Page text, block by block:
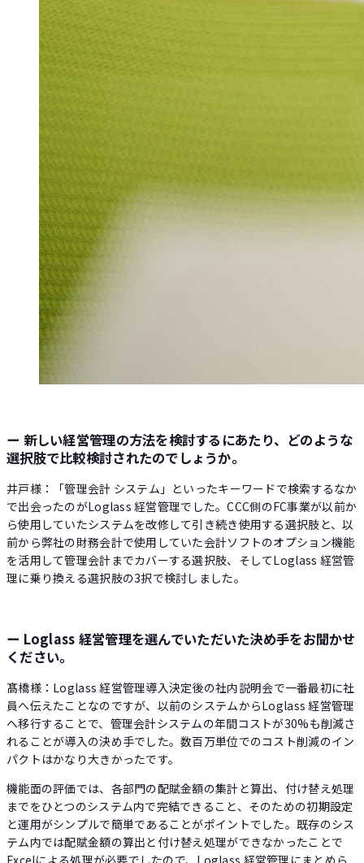
ー 新しい経営管理の方法を検討するにあたり、どのような
選択肢で比較検討されたのでしょうか。
井戸様：「管理会計 システム」といったキーワードで検索するなか
で出会ったのがLoglass 経営管理でした。CCC側のFC事業が以前か
ら使用していたシステムを改修して引き続き使用する選択肢と、以
前から弊社の財務会計で使用していた会計ソフトのオプション機能
を活用して管理会計までカバーする選択肢、そしてLoglass 経営管
理に乗り換える選択肢の3択で検討しました。
ー Loglass 経営管理を選んでいただいた決め手をお聞かせ
ください。
髙橋様：Loglass 経営管理導入決定後の社内説明会で一番最初に社
員へ伝えたことなのですが、以前のシステムからLoglass 経営管理
へ移行することで、管理会計システムの年間コストが30%も削減さ
れることが導入の決め手でした。数百万単位でのコスト削減のイン
パクトはかなり大きかったです。
機能面の評価では、各部門の配賦金額の集計と算出、付け替え処理
までをひとつのシステム内で完結できること、そのための初期設定
と運用がシンプルで簡単であることがポイントでした。既存のシス
テム内では配賦金額の算出と付け替え処理ができなかったことで